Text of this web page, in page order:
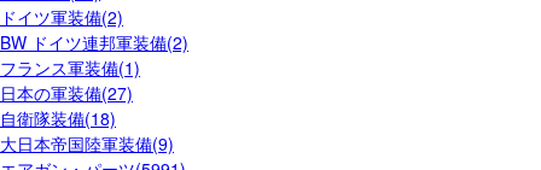
ドイツ軍装備(2)
BW ドイツ連邦軍装備(2)
フランス軍装備(1)
日本の軍装備(27)
自衛隊装備(18)
大日本帝国陸軍装備(9)